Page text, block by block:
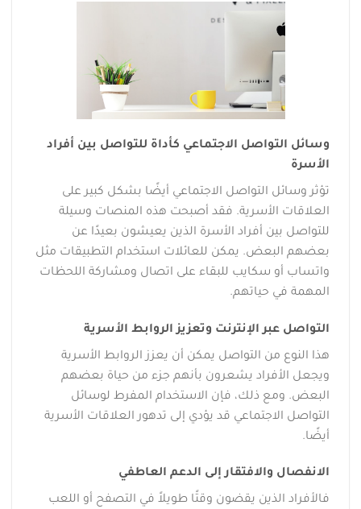
وسائل التواصل الاجتماعي كأداة للتواصل بين أفراد
الأسرة
تؤثر وسائل التواصل الاجتماعي أيضًا بشكل كبير على
العلاقات الأسرية. فقد أصبحت هذه المنصات وسيلة
للتواصل بين أفراد الأسرة الذين يعيشون بعيدًا عن
بعضهم البعض. يمكن للعائلات استخدام التطبيقات مثل
واتساب أو سكايب للبقاء على اتصال ومشاركة اللحظات
المهمة في حياتهم.
التواصل عبر الإنترنت وتعزيز الروابط الأسرية
هذا النوع من التواصل يمكن أن يعزز الروابط الأسرية
ويجعل الأفراد يشعرون بأنهم جزء من حياة بعضهم
البعض. ومع ذلك، فإن الاستخدام المفرط لوسائل
التواصل الاجتماعي قد يؤدي إلى تدهور العلاقات الأسرية
أيضًا.
الانفصال والافتقار إلى الدعم العاطفي
فالأفراد الذين يقضون وقتًا طويلاً في التصفح أو اللعب